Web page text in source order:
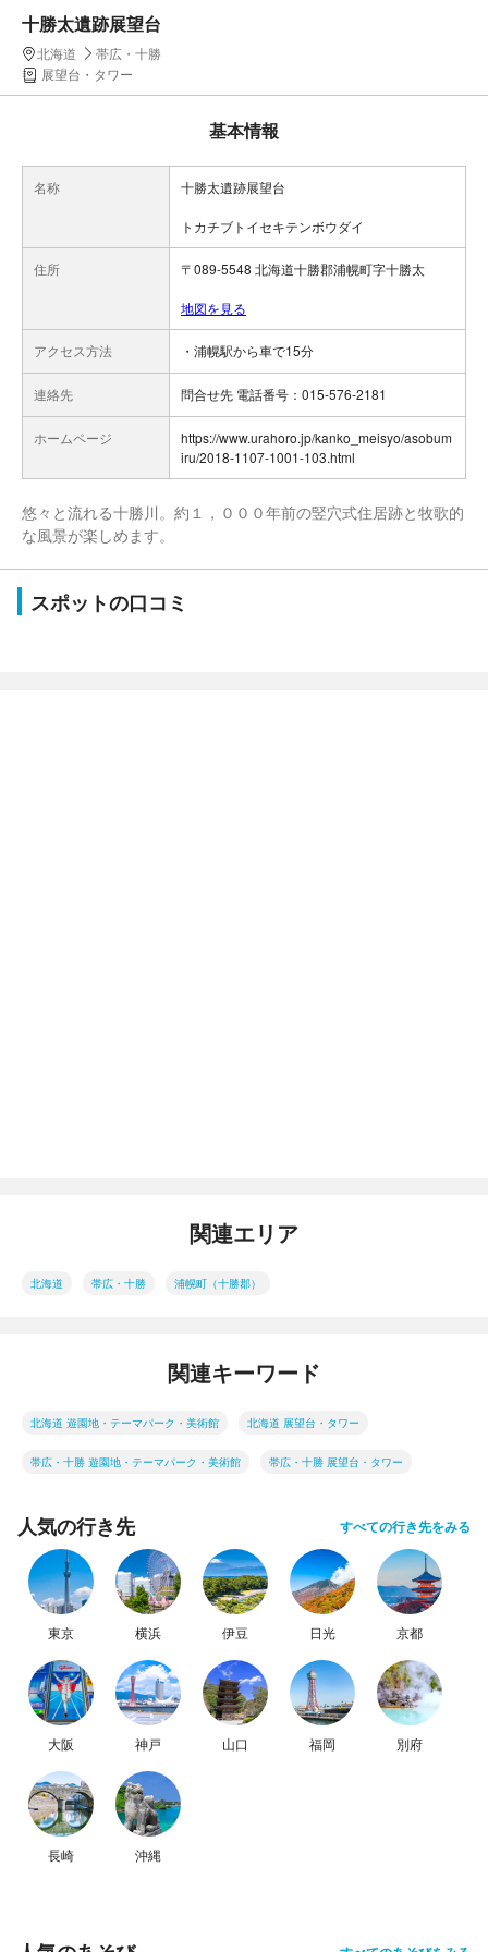
十勝太遺跡展望台
北海道
帯広・十勝
展望台・タワー
基本情報
名称 十勝太遺跡展望台
トカチブトイセキテンボウダイ
住所 〒089-5548 北海道十勝郡浦幌町字十勝太
地図を見る
アクセス方法 ・浦幌駅から車で15分
連絡先 問合せ先 電話番号：015-576-2181
ホームページ
https://www.urahoro.jp/kanko_meisyo/asobum
iru/2018-1107-1001-103.html
悠々と流れる十勝川。約１，０００年前の竪穴式住居跡と牧歌的
な風景が楽しめます。
スポットの口コミ
関連エリア
北海道 帯広・十勝 浦幌町（十勝郡）
関連キーワード
北海道 遊園地・テーマパーク・美術館 北海道 展望台・タワー
帯広・十勝 遊園地・テーマパーク・美術館 帯広・十勝 展望台・タワー
人気の行き先 すべての行き先をみる
東京 横浜 伊豆 日光 京都
大阪 神戸 山口 福岡 別府
長崎 沖縄